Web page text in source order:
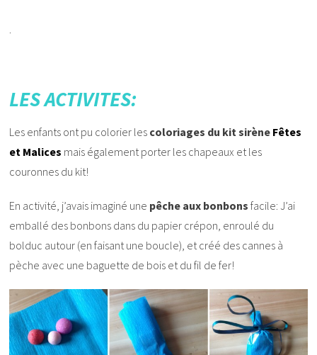
LES ACTIVITES:
Les enfants ont pu colorier les coloriages du kit sirène Fêtes
et Malices mais également porter les chapeaux et les
couronnes du kit!
En activité, j’avais imaginé une pêche aux bonbons facile: J’ai
emballé des bonbons dans du papier crépon, enroulé du
bolduc autour (en faisant une boucle), et créé des cannes à
pèche avec une baguette de bois et du fil de fer!